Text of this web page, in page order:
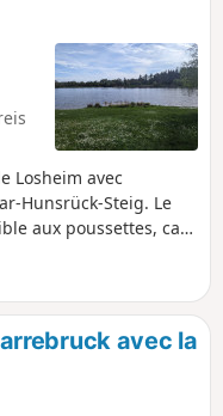
Losheim avec
Hunsrück-Steig. Le
aux poussettes, car
sont
ne s'ennuie
avec la